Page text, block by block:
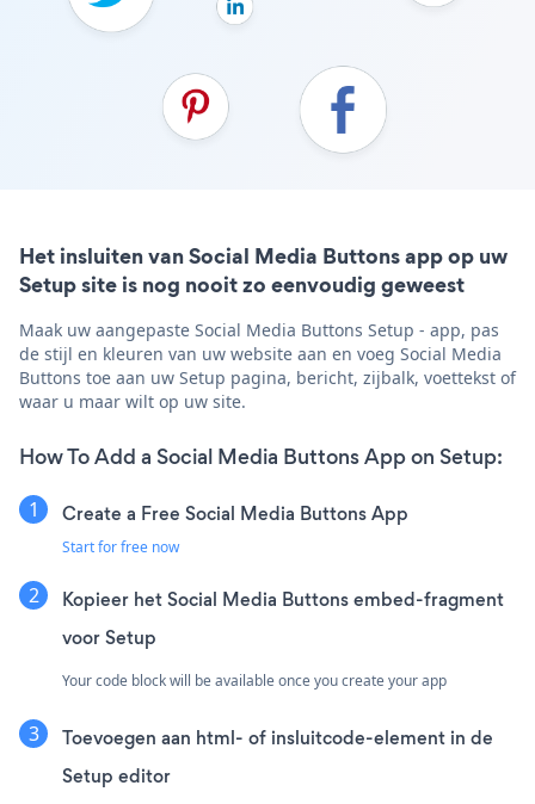
Het insluiten van Social Media Buttons app op uw
Setup site is nog nooit zo eenvoudig geweest
Maak uw aangepaste Social Media Buttons Setup - app, pas
de stijl en kleuren van uw website aan en voeg Social Media
Buttons toe aan uw Setup pagina, bericht, zijbalk, voettekst of
waar u maar wilt op uw site.
How To Add a Social Media Buttons App on Setup:
Create a Free Social Media Buttons App
Start for free now
Kopieer het Social Media Buttons embed-fragment
voor Setup
Your code block will be available once you create your app
Toevoegen aan html- of insluitcode-element in de
Setup editor